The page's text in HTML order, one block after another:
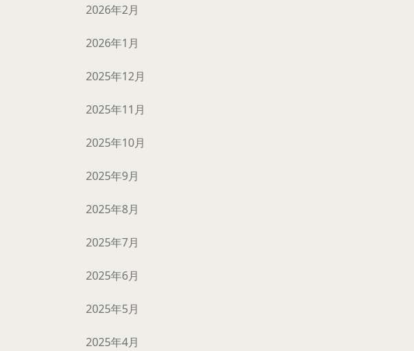
2026年2月
2026年1月
2025年12月
2025年11月
2025年10月
2025年9月
2025年8月
2025年7月
2025年6月
2025年5月
2025年4月